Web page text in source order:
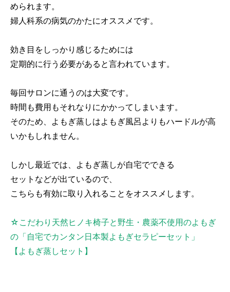
められます。
婦人科系の病気のかたにオススメです。
効き目をしっかり感じるためには
定期的に行う必要があると言われています。
毎回サロンに通うのは大変です。
時間も費用もそれなりにかかってしまいます。
そのため、よもぎ蒸しはよもぎ風呂よりもハードルが高
いかもしれません。
しかし最近では、よもぎ蒸しが自宅でできる
セットなどが出ているので、
こちらも有効に取り入れることをオススメします。
☆こだわり天然ヒノキ椅子と野生・農薬不使用のよもぎ
の「自宅でカンタン日本製よもぎセラピーセット」
【よもぎ蒸しセット】